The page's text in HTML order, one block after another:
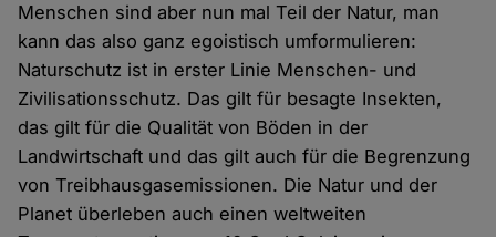
Menschen sind aber nun mal Teil der Natur, man
kann das also ganz egoistisch umformulieren:
Naturschutz ist in erster Linie Menschen- und
Zivilisationsschutz. Das gilt für besagte Insekten,
das gilt für die Qualität von Böden in der
Landwirtschaft und das gilt auch für die Begrenzung
von Treibhausgasemissionen. Die Natur und der
Planet überleben auch einen weltweiten